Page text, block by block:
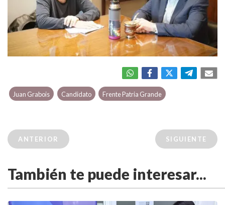
Juan Grabois Candidato Frente Patria Grande
ANTERIOR SIGUIENTE
También te puede interesar...